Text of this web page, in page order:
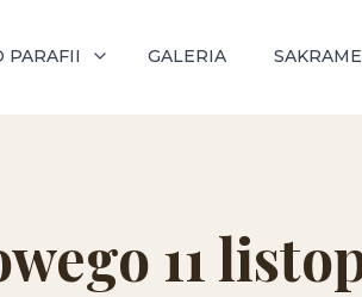
PARAFII GALERIA
11